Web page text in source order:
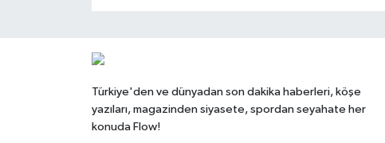
Türkiye'den ve dünyadan son dakika haberleri, köşe
yazıları, magazinden siyasete, spordan seyahate her
konuda Flow!